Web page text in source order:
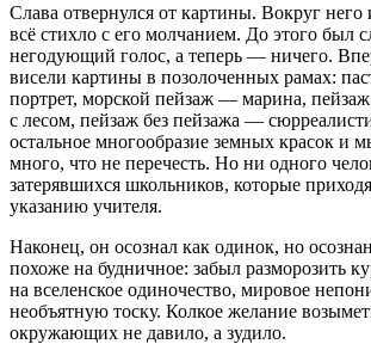
Слава отвернулся от картины. Вокруг него
всё стихло с его молчанием. До этого был
негодующий голос, а теперь — ничего.
висели картины в позолоченных рамах:
портрет, морской пейзаж — марина,
с лесом, пейзаж без пейзажа —
остальное многообразие земных красок и
много, что не перечесть. Но ни одного
затерявшихся школьников, которые
указанию учителя.
Наконец, он осознал как одинок, но
похоже на будничное: забыл разморозить
на вселенское одиночество, мировое
необъятную тоску. Колкое желание
окружающих не давило, а зудило.